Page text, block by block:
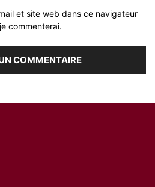
et site web dans ce navigateur
commenterai.